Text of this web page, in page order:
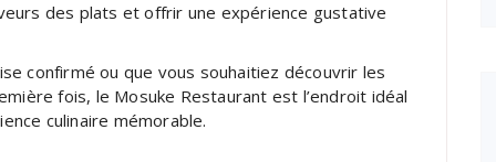
des plats et offrir une expérience gustative
confirmé ou que vous souhaitiez découvrir les
fois, le Mosuke Restaurant est l’endroit idéal
culinaire mémorable.